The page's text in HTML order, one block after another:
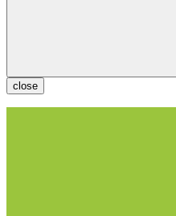
close